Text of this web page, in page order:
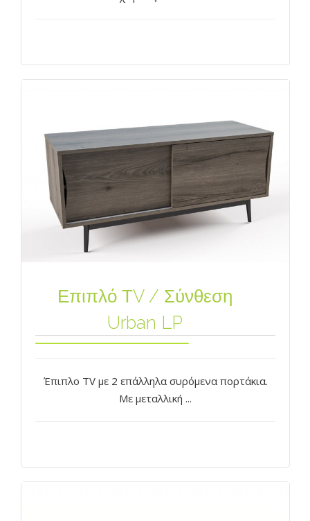
Επιπλό ΤV / Σύνθεση
Urban LP
Έπιπλο TV με 2 επάλληλα συρόμενα πορτάκια.
Με μεταλλική ...